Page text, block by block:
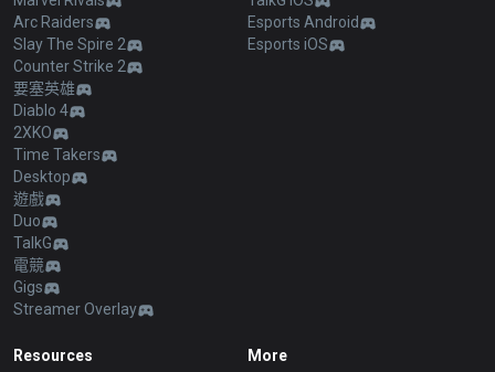
Arc Raiders
Slay The Spire 2
Counter Strike 2
要塞英雄
Diablo 4
2XKO
Time Takers
Desktop
遊戲
Duo
TalkG
電競
Gigs
Streamer Overlay
Esports Android
Esports iOS
Resources More